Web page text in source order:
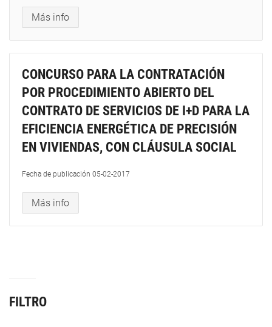
Más info
CONCURSO PARA LA CONTRATACIÓN
POR PROCEDIMIENTO ABIERTO DEL
CONTRATO DE SERVICIOS DE I+D PARA LA
EFICIENCIA ENERGÉTICA DE PRECISIÓN
EN VIVIENDAS, CON CLÁUSULA SOCIAL
Fecha de publicación 05-02-2017
Más info
FILTRO